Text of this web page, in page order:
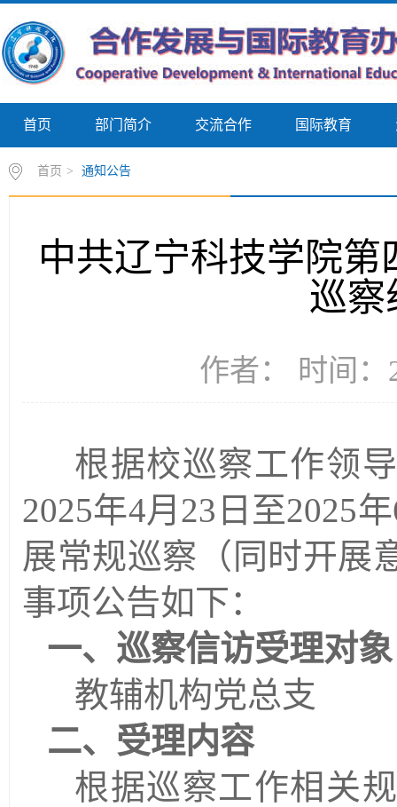
首页 部门简介 交流合作 国际教育
首页 > 通知公告
中共辽宁科技学院
巡察
作者： 时间：
根据校巡察工作领
2025年4月23日至2025
展常规巡察（同时开展
事项公告如下：
一、巡察信访受理对象
教辅机构党总支
二、受理内容
根据巡察工作相关